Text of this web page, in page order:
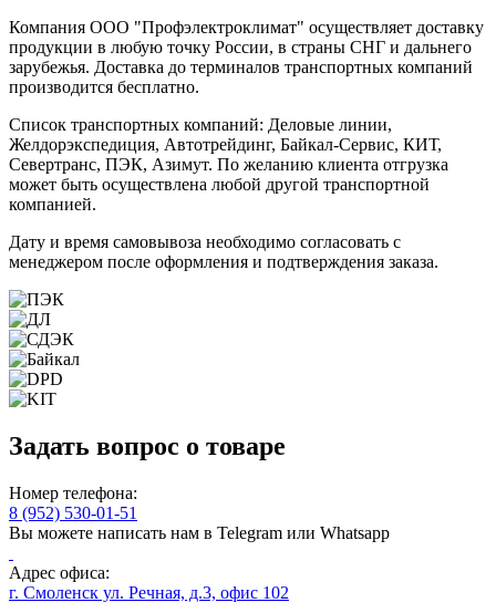
Компания ООО "Профэлектроклимат" осуществляет доставку
продукции в любую точку России, в страны СНГ и дальнего
зарубежья. Доставка до терминалов транспортных компаний
производится бесплатно.
Список транспортных компаний: Деловые линии,
Желдорэкспедиция, Автотрейдинг, Байкал-Сервис, КИТ,
Севертранс, ПЭК, Азимут. По желанию клиента отгрузка
может быть осуществлена любой другой транспортной
компанией.
Дату и время самовывоза необходимо согласовать с
менеджером после оформления и подтверждения заказа.
Задать вопрос о товаре
Номер телефона:
8 (952) 530-01-51
Вы можете написать нам в Telegram или Whatsapp
Адрес офиса:
г. Смоленск ул. Речная, д.3, офис 102